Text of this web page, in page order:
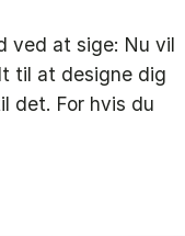
ved at sige: Nu vil
til at designe dig
det. For hvis du